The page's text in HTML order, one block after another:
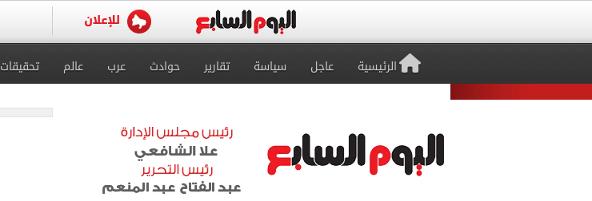
الرئيسية عاجل سياسة تقارير حوادث عرب عالم تحقيقات